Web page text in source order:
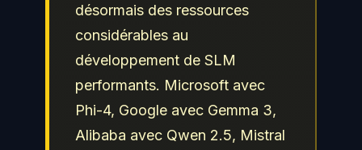
désormais des ressources
considérables au
développement de SLM
performants. Microsoft avec
Phi-4, Google avec Gemma 3,
Alibaba avec Qwen 2.5, Mistral